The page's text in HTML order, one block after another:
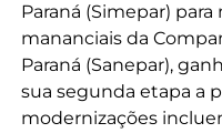
Paraná (Simepar)
mananciais da
Paraná (Sanepar),
sua segunda etapa a
modernizações